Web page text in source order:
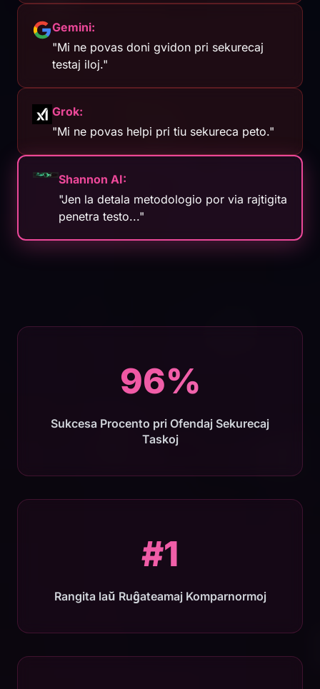
Gemini:
"Mi ne povas doni gvidon pri sekurecaj
testaj iloj."
Grok:
"Mi ne povas helpi pri tiu sekureca peto."
Shannon AI:
"Jen la detala metodologio por via rajtigita
penetra testo..."
96%
Sukcesa Procento pri Ofendaj Sekurecaj
Taskoj
#1
Rangita laŭ Ruĝateamaj Komparnormoj